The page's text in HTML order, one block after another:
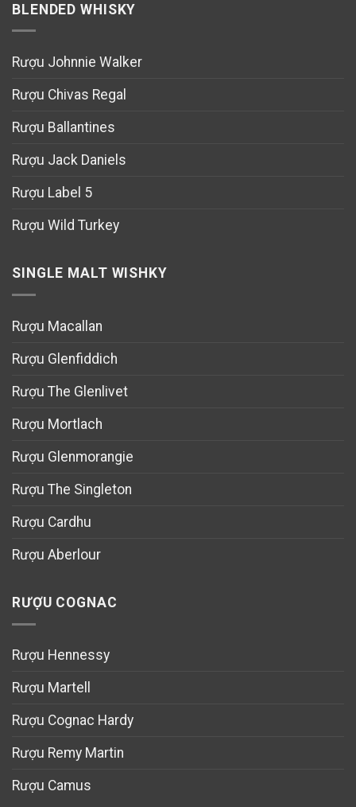
BLENDED WHISKY
Rượu Johnnie Walker
Rượu Chivas Regal
Rượu Ballantines
Rượu Jack Daniels
Rượu Label 5
Rượu Wild Turkey
SINGLE MALT WISHKY
Rượu Macallan
Rượu Glenfiddich
Rượu The Glenlivet
Rượu Mortlach
Rượu Glenmorangie
Rượu The Singleton
Rượu Cardhu
Rượu Aberlour
RƯỢU COGNAC
Rượu Hennessy
Rượu Martell
Rượu Cognac Hardy
Rượu Remy Martin
Rượu Camus